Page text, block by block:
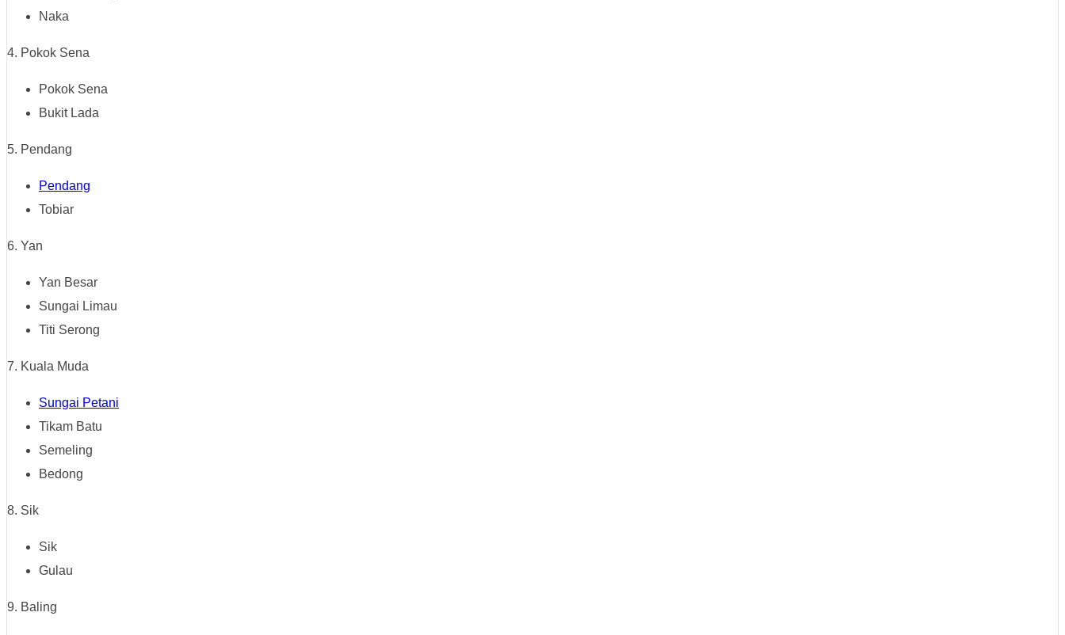
Naka
4. Pokok Sena
Pokok Sena
Bukit Lada
5. Pendang
Pendang
Tobiar
6. Yan
Yan Besar
Sungai Limau
Titi Serong
7. Kuala Muda
Sungai Petani
Tikam Batu
Semeling
Bedong
8. Sik
Sik
Gulau
9. Baling